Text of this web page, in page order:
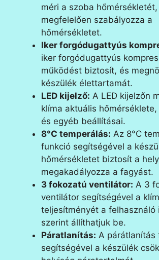
méri a szoba
megfelelően szabályozza a
hőmérsékletet.
Iker forgódugattyús
iker forgódugattyús
működést biztosít, és
készülék élettartamát.
LED kijelző: A LED kijelzőn
klíma aktuális
és egyéb beállításai.
8°C temperálás: Az 8°C
funkció segítségével a
hőmérsékletet biztosít a
megakadályozza a fagyást.
3 fokozatú ventilátor: A 3
ventilátor segítségével a
teljesítményét a felhasználó
szerint állíthatjuk be.
Páratlanítás: A párátlanítás
segítségével a készülék